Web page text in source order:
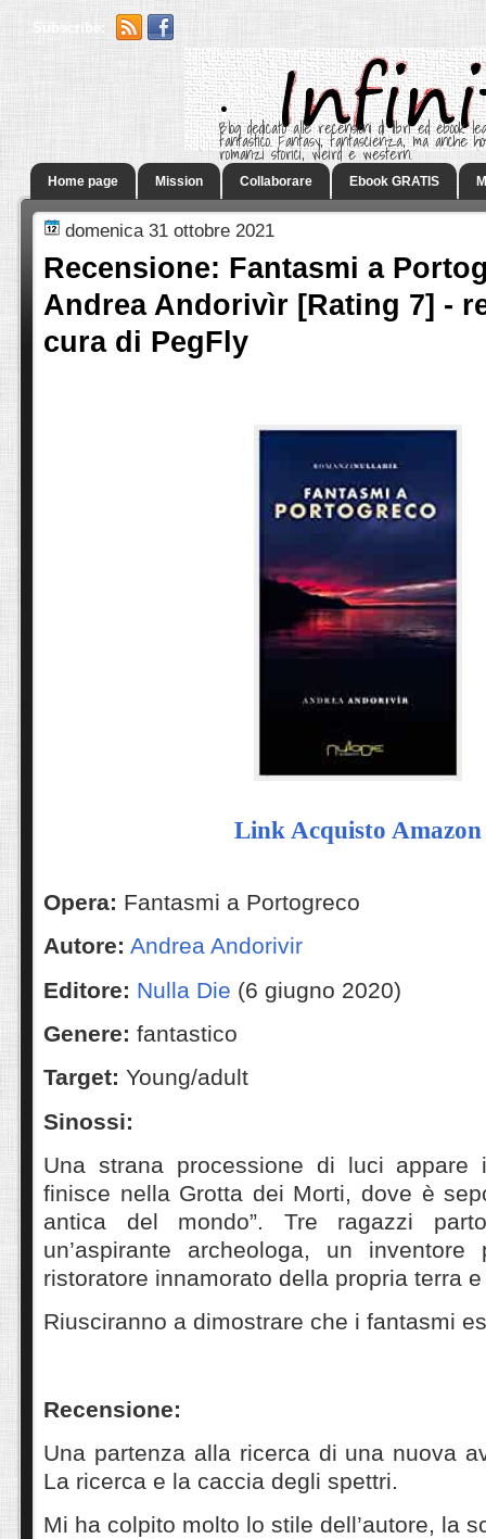
Subscribe:
.
Blog dedicato alle recensioni di libri ed ebook
fantastico. Fantasy, fantascienza, ma anche
romanzi storici, weird e western.
Home page Mission Collaborare Ebook GRATIS
domenica 31 ottobre 2021
Recensione: Fantasmi a
Andrea Andorivìr [Rating 7] -
cura di PegFly
Link Acquisto Amazon
Opera: Fantasmi a Portogreco
Autore: Andrea Andorivir
Editore: Nulla Die (6 giugno 2020)
Genere: fantastico
Target: Young/adult
Sinossi:
Una strana processione di luci appare
finisce nella Grotta dei Morti, dove è
antica del mondo”. Tre ragazzi
un’aspirante archeologa, un
ristoratore innamorato della propria terra
Riusciranno a dimostrare che i fantasmi
Recensione:
Una partenza alla ricerca di una nuova
La ricerca e la caccia degli spettri.
Mi ha colpito molto lo stile dell’autore, la